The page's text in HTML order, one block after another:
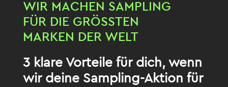
WIR MACHEN SAMPLING
FÜR DIE GRÖSSTEN M
ARKEN DER WELT
3 klare Vorteile für dich, wenn
wir deine Sampling-Aktion für